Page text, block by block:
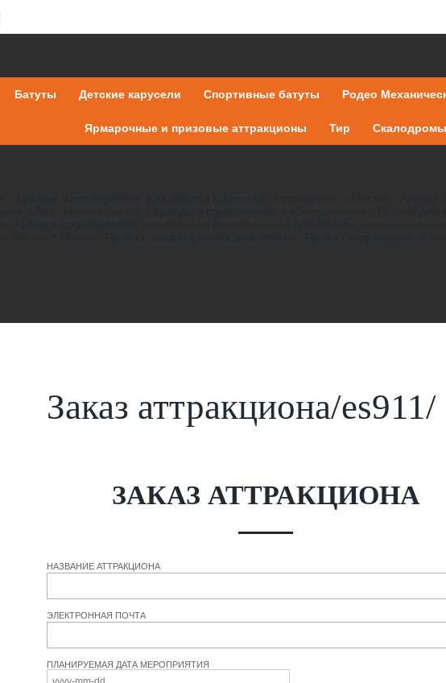
Батуты Детские карусели Спортивные батуты Родео
Ярмарочные и призовые аттракционы Тир Скалодромы
Заказ аттракциона/es911/
ЗАКАЗ АТТРАКЦИОНА
НАЗВАНИЕ АТТРАКЦИОНА
ЭЛЕКТРОННАЯ ПОЧТА
ПЛАНИРУЕМАЯ ДАТА МЕРОПРИЯТИЯ